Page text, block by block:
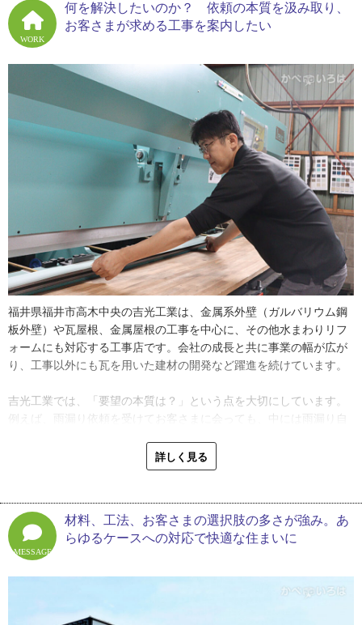
家業とは違う仕事をしようと決意し、高校３年生まで医学部を目指
すほど勉強をしていました。しかし親戚から「医者はあまっている
ぞ。建築科へ行ったらどうだ」と言われ、建築学科へ進路を変更。
「医者も瓦屋もつまり職人仕事。もし医者を選んだとしても、きっ
と屋根職人同様に面白がっていたと思います」と、吉田さんは話し
ていました。
大学卒業後は、ハウスメーカーに営業職として入社。先輩や上司に
恵まれ、「営業とは自分の生き様がすべて現れるものであり、相手
のために今自分ができることを精一杯することだ」と教わり、営業
職の面白さを味わった４年間だったそうです。
そして、転機は結婚を機に訪れました。多忙な毎日でパートナーと
休みが合わず、共に過ごす時間が取れないことを悩んでいた矢先
に、お父さんから「手伝ってくれんか」と声がかかりました。敬遠
していた屋根職人という職業でしたが、「社長になれば、将来的に
色々な商売ができるかもしれない」と前向きに考え、吉光工業に営
業として入社しました。しかし、わずか１ヶ月で「うちのような施
工会社はハウスメーカーとは違い、営業を雇っている余裕がない。
現場を知ることの方が大事だ」と感じ、職人として現場で技術を学
とで理解できるようになったそうです。
「結局、図面は『書いていただけ』だったので、詰めの作業や納め
の部分など、細かいところをわかっていなかったんです。自分が実
２０年ほど前、吉光工業は新築工事が中心でしたが、吉田さんが入
ってから営業する代わりにホームページやブログに力を入れ、現在
WORK
何を解決したいのか？ 依頼の本質を汲み取り、
お客さまが求める工事を案内したい
福井県福井市高木中央の吉光工業は、金属系外壁（ガルバリウム鋼
板外壁）や瓦屋根、金属屋根の工事を中心に、その他水まわりリフ
ォームにも対応する工事店です。会社の成長と共に事業の幅が広が
り、工事以外にも瓦を用いた建材の開発など躍進を続けています。
吉光工業では、「要望の本質は？」という点を大切にしています。
例えば、雨漏り依頼を受けてお客さまに会っても、中には雨漏り自
何に困っているのかをヒアリングします」と、表面的な要望だけで
なく、根本的な原因を探ることを心がけています。
外壁工事では、金属系サイディング（ガルバリウム鋼板外壁）を中
心に施工。角波、樹脂サイディングなど、選定はもちろんお客さま
の予算と好みを最優先します。外壁は屋根と比較するとお客さまの
目に入りやすい位置にあるため、機能性よりもデザイン性を重視す
る傾向があるそうです。
そして最近の依頼はカバー工法（※１）が主流。張り替えは、雨漏
詳しく見る
MESSAGE
材料、工法、お客さまの選択肢の多さが強み。あ
らゆるケースへの対応で快適な住まいに